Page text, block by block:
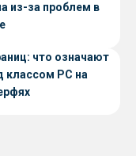
из-за проблем в
что означают
классом РС на